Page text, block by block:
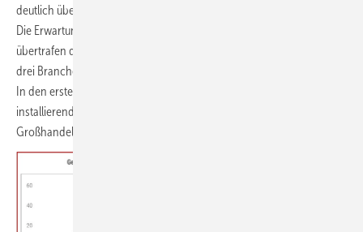
deutlich über dem ifo-Geschäftsklima für die gewerbliche Wirtschaft.
Die Erwartungen zum Jahresende 2020 innerhalb der SHK-Branche
übertrafen die Erwartungen des 1. Halbjahres deutlich. Innerhalb aller
drei Branchenbereiche ist das Geschäftsklima positiv bis sehr positiv.
In den ersten drei Quartalen wurde das Geschäftsklima von den
installierenden Unternehmen sehr viel positiver bewertet als von
Großhandel und Industrie, senkte sich jedoch im 4. Quartal leicht ab.